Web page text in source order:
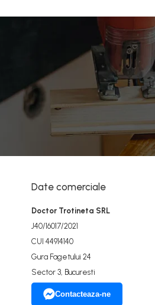
Date comerciale
Doctor Trotineta SRL
J40/16017/2021
CUI 44914140
Gura Fagetului 24
Sector 3, Bucuresti
Contacteaza-ne